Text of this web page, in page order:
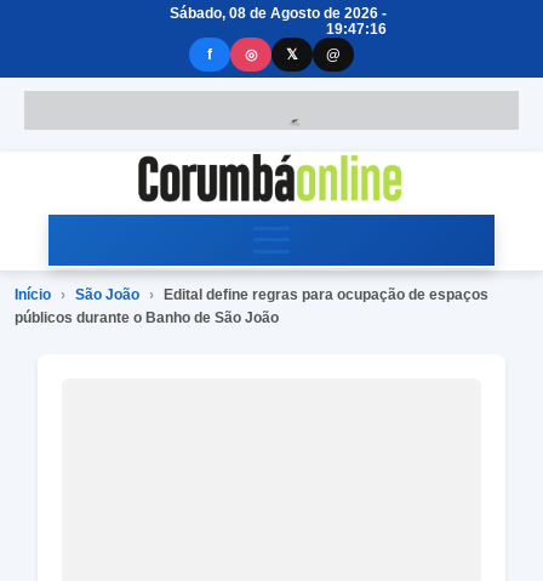
Sábado, 08 de Agosto de 2026 -
19:47:17
f
◎ 𝕏 @
Início › São João ›
Edital define regras para ocupação de espaços
públicos durante o Banho de São João